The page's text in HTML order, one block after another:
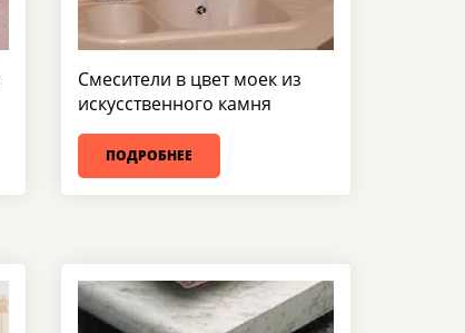
Смесители в цвет моек из
искусственного камня
ПОДРОБНЕЕ